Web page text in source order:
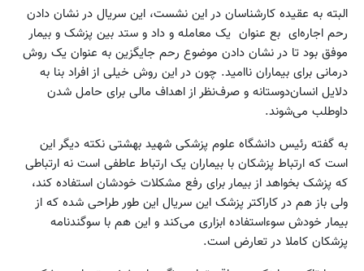
البته به عقیده کارشناسان در این نشست، این سریال در نشان دادن
رحم اجاره‌ای بع عنوان یک معامله و داد و ستد بین پزشک و بیمار
موفق بود تا در نشان دادن موضوع رحم جایگزین به عنوان یک روش
درمانی برای بیماران ناامید. چون در این روش خیلی از افراد بنا به
دلایل انسان‌دوستانه و صرف‌نظر از اهداف مالی برای حامل شدن
داوطلب می‌شوند.
به گفته رئیس دانشگاه علوم پزشکی شهید بهشتی نکته دیگر این
است که ارتباط پزشکان با بیماران یک ارتباط عاطفی است نه ارتباطی
که پزشک بخواهد از بیمار برای رفع مشکلات خودشان استفاده کند،
ولی باز هم در کاراکتر پزشک این سریال این طور طراحی شده که از
بیمار خودش سوءاستفاده ابزاری می‌کند و این هم با سوگند‌نامه
پزشکان کاملا در تعارض است.